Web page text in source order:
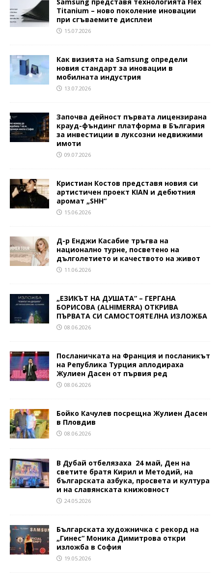
Titanium – ново поколение иновации
при сгъваемите дисплеи
15.07.2026
Как визията на Samsung определи
новия стандарт за иновации в
мобилната индустрия
13.07.2026
Започва дейност първата лицензирана
крауд-фъндинг платформа в България
за инвестиции в луксозни недвижими
имоти
09.07.2026
Кристиан Костов представя новия си
артистичен проект KIAN и дебютния
аромат „SHH“
15.06.2026
Д-р Енджи Касабие тръгва на
национално турне, посветено на
дълголетието и качеството на живот
11.06.2026
„ЕЗИКЪТ НА ДУШАТА“ – ГЕРГАНА
БОРИСОВА (ALHIMERRA) ОТКРИВА
ПЪРВАТА СИ САМОСТОЯТЕЛНА ИЗЛОЖБА
08.06.2026
Посланичката на Франция и посланикът
на Република Турция аплодираха
Жулиен Дасен от първия ред
08.06.2026
Бойко Качулев посрещна Жулиен Дасен
в Пловдив
08.06.2026
В Дубай отбелязаха 24 май, Ден на
светите братя Кирил и Методий, на
българската азбука, просвета и култура
и на славянската книжовност
24.05.2026
Българската художничка с рекорд на
„Гинес“ Моника Димитрова откри
изложба в София
19.05.2026